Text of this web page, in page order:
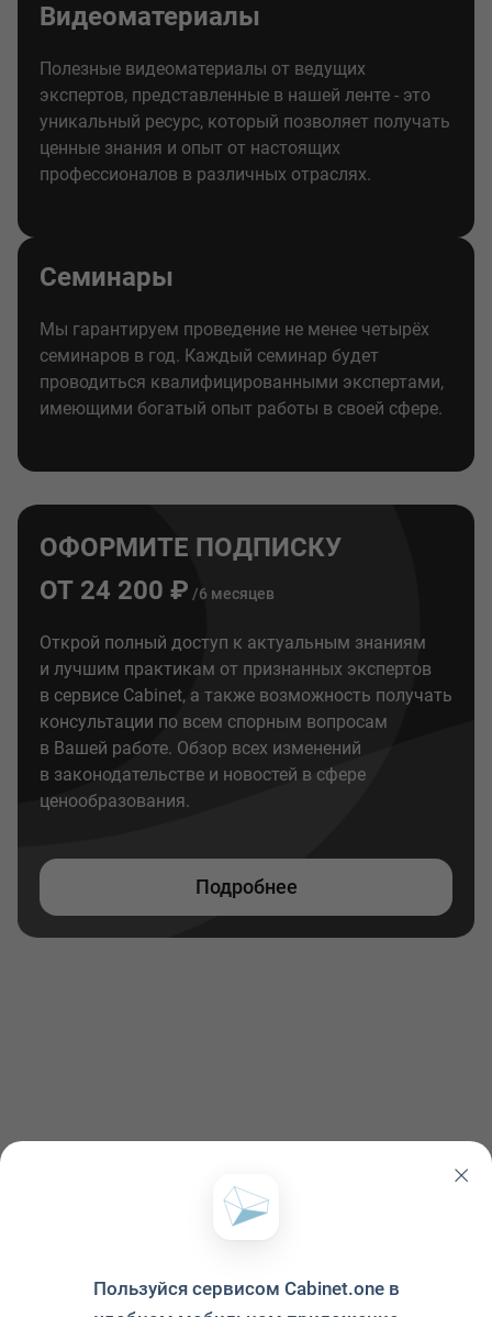
Видеоматериалы
Полезные видеоматериалы от ведущих
экспертов, представленные в нашей ленте - это
уникальный ресурс, который позволяет получать
ценные знания и опыт от настоящих
профессионалов в различных отраслях.
Семинары
Мы гарантируем проведение не менее четырёх
семинаров в год. Каждый семинар будет
проводиться квалифицированными экспертами,
имеющими богатый опыт работы в своей сфере.
ОФОРМИТЕ ПОДПИСКУ
ОТ 24 200 ₽ /6 месяцев
Открой полный доступ к актуальным знаниям
и лучшим практикам от признанных экспертов
в сервисе Cabinet, а также возможность получать
консультации по всем спорным вопросам
в Вашей работе. Обзор всех изменений
в законодательстве и новостей в сфере
ценообразования.
Подробнее
Пользуйся сервисом Cabinet.one в